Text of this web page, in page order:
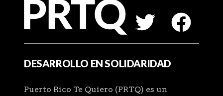
DESARROLLO EN SOLIDARIDAD
Puerto Rico Te Quiero (PRTQ) es un